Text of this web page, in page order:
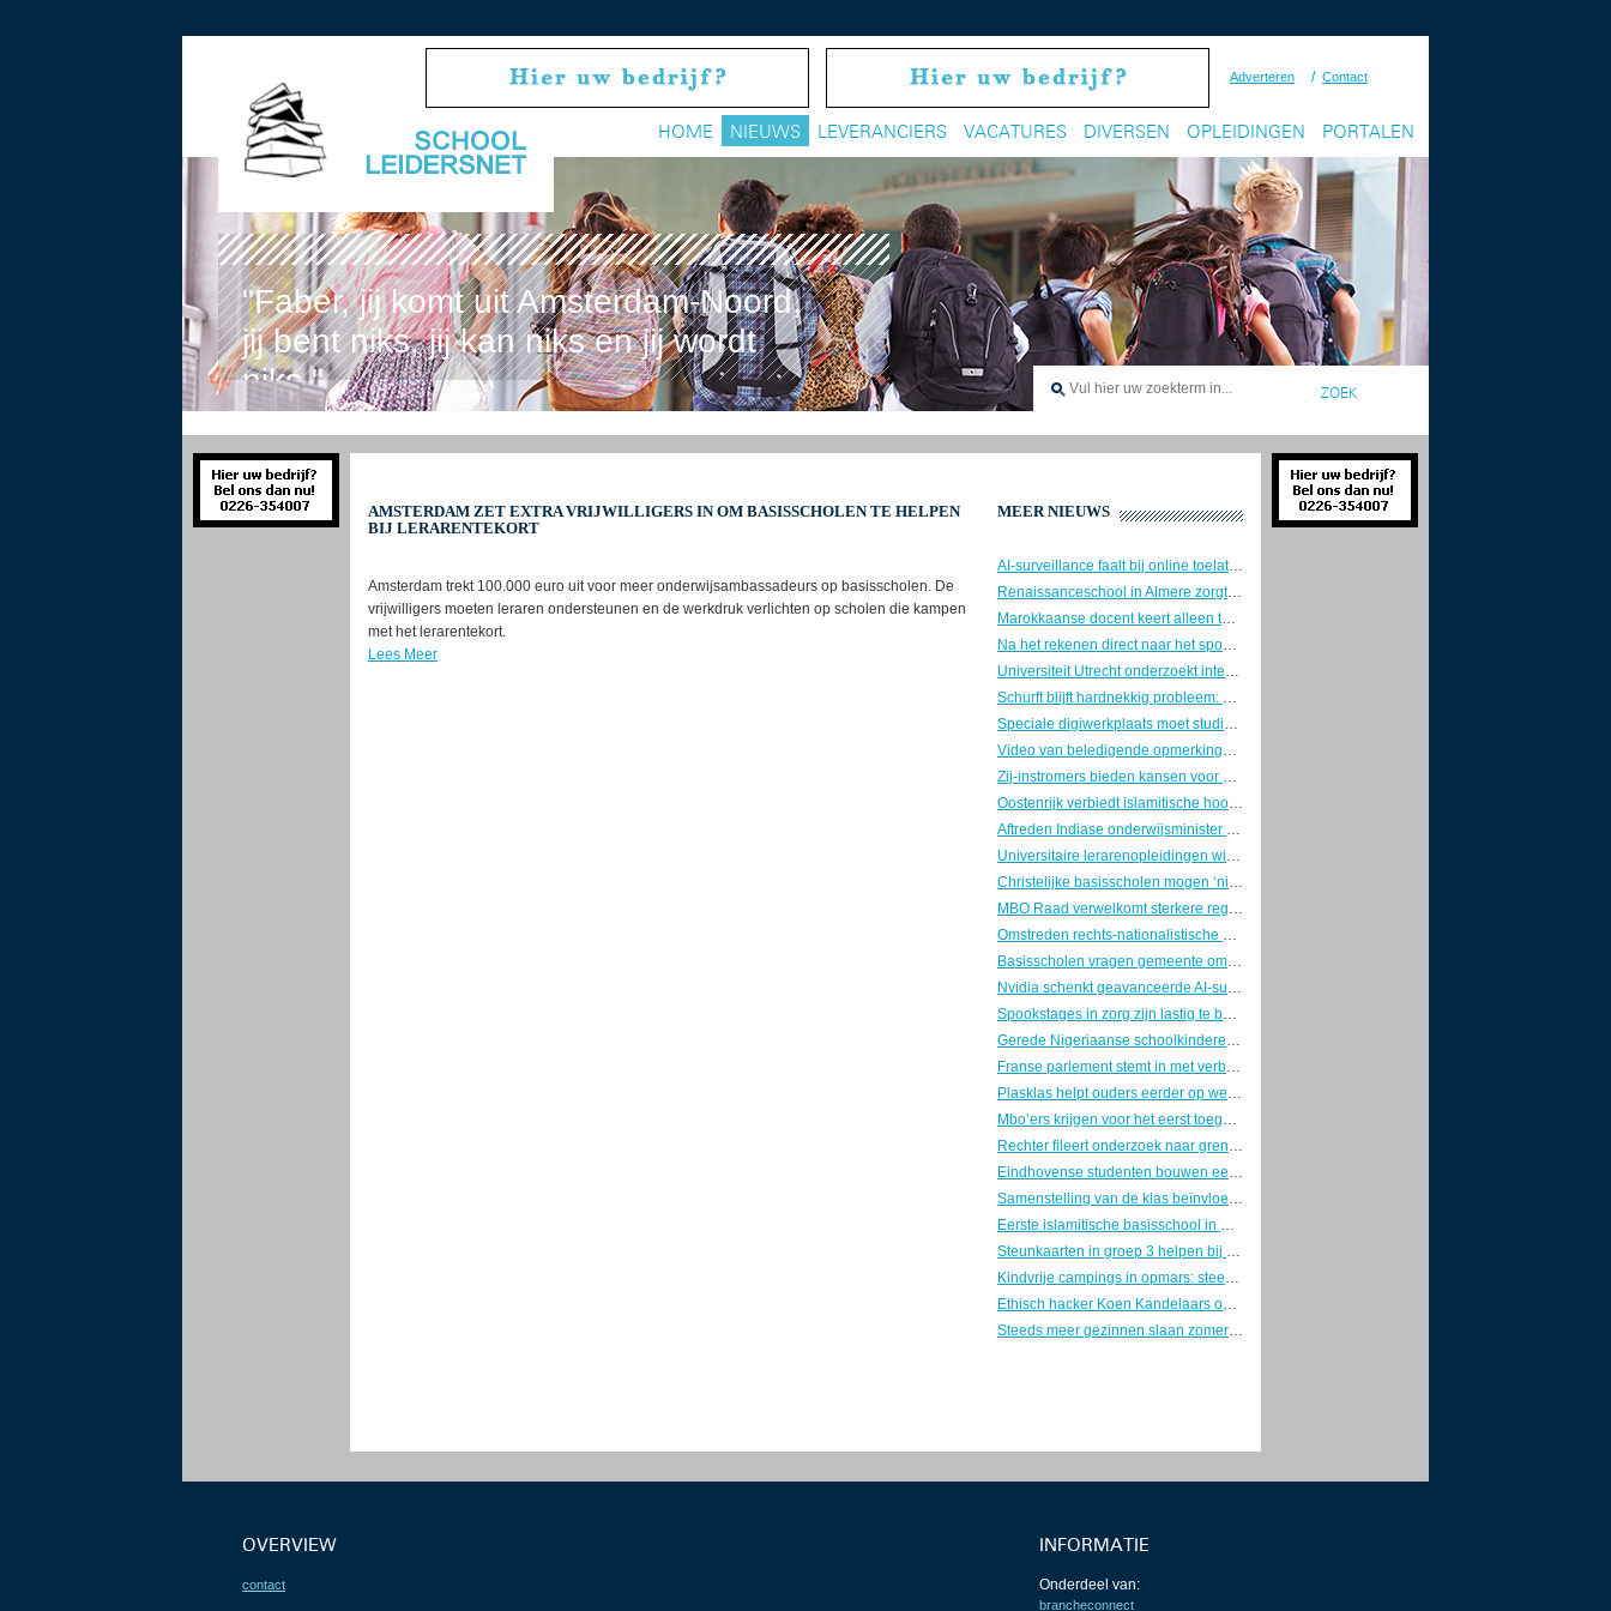
Adverteren / Contact
HOME NIEUWS LEVERANCIERS VACATURES DIVERSEN OPLEIDINGEN PORTALEN
"Faber, jij komt uit Amsterdam-Noord,
jij bent niks, jij kan niks en jij wordt
niks."
AMSTERDAM ZET EXTRA VRIJWILLIGERS IN OM BASISSCHOLEN TE HELPEN
BIJ LERARENTEKORT
Amsterdam trekt 100.000 euro uit voor meer onderwijsambassadeurs op basisscholen. De
vrijwilligers moeten leraren ondersteunen en de werkdruk verlichten op scholen die kampen
met het lerarentekort.
Lees Meer
MEER NIEUWS
AI-surveillance faalt bij online toelatingsexamen: 58.000 Mexicaanse studenten moeten herkansen
Renaissanceschool in Almere zorgt voor politieke discussie over vrijheid van onderwijs
Marokkaanse docent keert alleen terug van studiereis in Europa, studenten verdwenen
Na het rekenen direct naar het spookhuis: zo ziet een schooldag op de kermis eruit
Universiteit Utrecht onderzoekt integriteit na onthullingen over banden farmacoloog met Red Bull en Sen-Jam
Schurft blijft hardnekkig probleem: GGD's zetten tijdens introductieweken in op voorlichting en nieuwe app
Speciale digiwerkplaats moet studievertraging door tekort aan IT-stages in Rijnmond voorkomen
Video van beledigende opmerkingen van Italiaanse leerlingen in Bangkok dwingt ambassade tot excuses
Zij-instromers bieden kansen voor groeiend tekort aan schoolleiders in het primair onderwijs
Oostenrijk verbiedt islamitische hoofdbedekking op scholen voor leerlingen tot 14 jaar
Aftreden Indiase onderwijsminister bezorgt Gen Z-beweging politieke overwinning
Universitaire lerarenopleidingen winnen terrein bij studenten die theorie en praktijk willen verbinden
Christelijke basisscholen mogen ‘niet-passende’ boektitels weren, Stichting Lezen protesteert
MBO Raad verwelkomt sterkere regionale rol van het mbo in nieuwe aanpak voor leven lang ontwikkelen
Omstreden rechts-nationalistische studentenclub alsnog toegelaten tot introductiemarkt Radboud Universiteit
Basisscholen vragen gemeente om actie tegen oververhitte klaslokalen bij herziening huisvestingsplan
Nvidia schenkt geavanceerde AI-supercomputer aan Amerikaanse militaire universiteit
Spookstages in zorg zijn lastig te bestrijden
Gerede Nigeriaanse schoolkinderen blijven getekend door ontvoering en geweld
Franse parlement stemt in met verbod op sociale media voor kinderen onder 15
Plasklas helpt ouders eerder op weg nu kinderen steeds later zindelijk worden
Mbo’ers krijgen voor het eerst toegang tot betaald traineeship bij Europese Commissie
Rechter fileert onderzoek naar grensoverschrijdend gedrag Almeerse schooldirecteur, man krijgt forse schadevergoeding
Eindhovense studenten bouwen eerste zonne-ambulance
Samenstelling van de klas beïnvloedt schooladvies bij gelijk scorende leerlingen
Eerste islamitische basisschool in Groningen opent op 17 augustus de deuren
Steunkaarten in groep 3 helpen bij lezen en schrijven, maar vooral als tijdelijke ondersteuning
Kindvrije campings in opmars: steeds meer volwassenen kiezen voor rust op vakantie
Ethisch hacker Koen Kandelaars ontdekt beveiligingslek bij de NOS en krijgt beloning
Steeds meer gezinnen slaan zomervakantie over door oplopende kosten, scholen zien groeiende armoede
OVERVIEW
contact
INFORMATIE
Onderdeel van:
brancheconnect